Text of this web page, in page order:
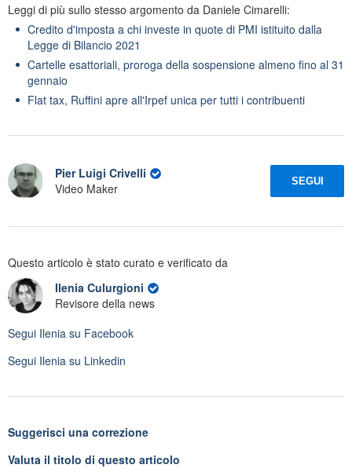
Leggi di più sullo stesso argomento da Daniele Cimarelli:
Credito d'imposta a chi investe in quote di PMI istituito dalla
Legge di Bilancio 2021
Cartelle esattoriali, proroga della sospensione almeno fino al 31
gennaio
Flat tax, Ruffini apre all'Irpef unica per tutti i contribuenti
Pier Luigi Crivelli
Video Maker
SEGUI
Questo articolo è stato curato e verificato da
Ilenia Culurgioni
Revisore della news
Segui Ilenia su Facebook
Segui Ilenia su Linkedin
Suggerisci una correzione
Valuta il titolo di questo articolo